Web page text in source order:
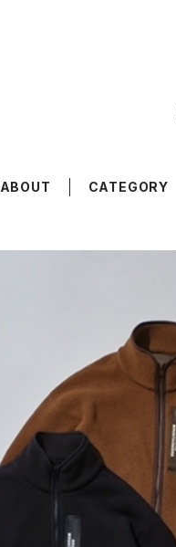
ABOUT CATEGORY